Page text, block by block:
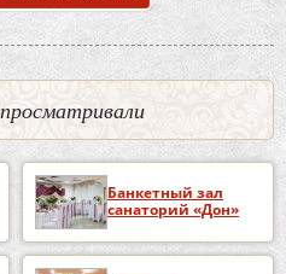
Банкетный зал
санаторий «Дон»